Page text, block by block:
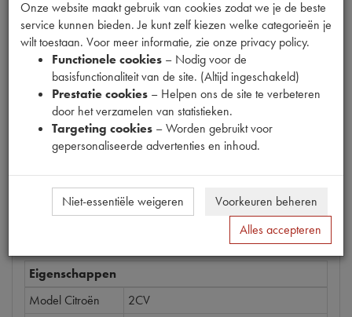
Productnummer
1680255
8 62 (€7 ,12excl. btw )
Bestel
Specificaties Omschrijving
Eigenschappen
Model Citroën
2CV
Onze website maakt gebruik van cookies zodat we je de beste
service kunnen bieden. Je kunt zelf kiezen welke categorieën je
wilt toestaan. Voor meer informatie, zie onze privacy policy.
Functionele cookies – Nodig voor de
basisfunctionaliteit van de site. (Altijd ingeschakeld)
Prestatie cookies – Helpen ons de site te verbeteren
door het verzamelen van statistieken.
Targeting cookies – Worden gebruikt voor
gepersonaliseerde advertenties en inhoud.
Niet-essentiële weigeren
Voorkeuren beheren
Alles accepteren